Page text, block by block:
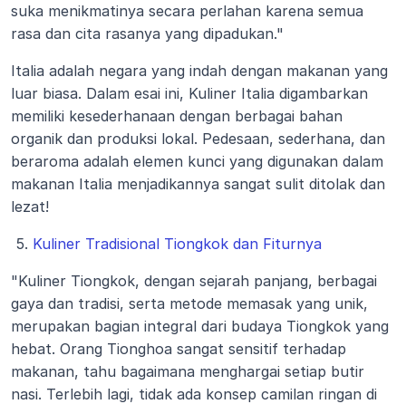
suka menikmatinya secara perlahan karena semua
rasa dan cita rasanya yang dipadukan."
Italia adalah negara yang indah dengan makanan yang
luar biasa. Dalam esai ini, Kuliner Italia digambarkan
memiliki kesederhanaan dengan berbagai bahan
organik dan produksi lokal. Pedesaan, sederhana, dan
beraroma adalah elemen kunci yang digunakan dalam
makanan Italia menjadikannya sangat sulit ditolak dan
lezat!
5. Kuliner Tradisional Tiongkok dan Fiturnya
"Kuliner Tiongkok, dengan sejarah panjang, berbagai
gaya dan tradisi, serta metode memasak yang unik,
merupakan bagian integral dari budaya Tiongkok yang
hebat. Orang Tionghoa sangat sensitif terhadap
makanan, tahu bagaimana menghargai setiap butir
nasi. Terlebih lagi, tidak ada konsep camilan ringan di